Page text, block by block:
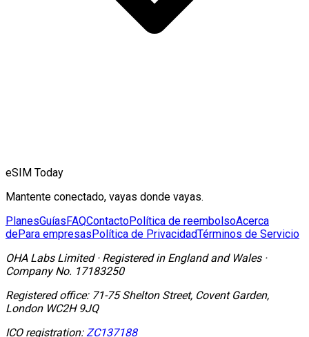
eSIM Today
Mantente conectado, vayas donde vayas.
PlanesGuíasFAQContactoPolítica de reembolsoAcerca
dePara empresasPolítica de PrivacidadTérminos de Servicio
OHA Labs Limited· Registered in England and Wales·
Company No. 17183250
Registered office: 71-75 Shelton Street, Covent Garden,
London WC2H 9JQ
ICO registration: ZC137188